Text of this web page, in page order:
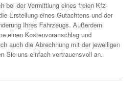
bei der Vermittlung eines freien Kfz-
Erstellung eines Gutachtens und der
Ihres Fahrzeugs. Außerdem
einen Kostenvoranschlag und
auch die Abrechnung mit der jeweiligen
Sie uns einfach vertrauensvoll an.